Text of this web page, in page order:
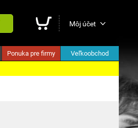
Môj účet
Ponuka pre firmy Veľkoobchod